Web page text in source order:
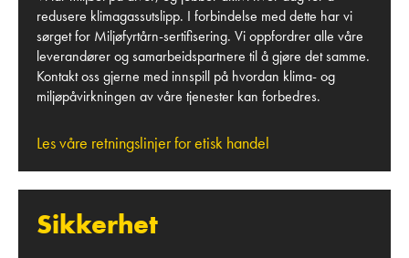
redusere klimagassutslipp. I forbindelse med dette har vi
sørget for Miljøfyrtårn-sertifisering. Vi oppfordrer alle våre
leverandører og samarbeidspartnere til å gjøre det samme.
Kontakt oss gjerne med innspill på hvordan klima- og
miljøpåvirkningen av våre tjenester kan forbedres.
Les våre retningslinjer for etisk handel
Sikkerhet